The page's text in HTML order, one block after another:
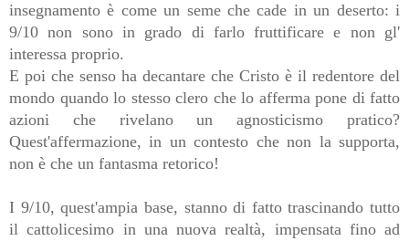
insegnamento è come un seme che cade in un deserto: i
9/10 non sono in grado di farlo fruttificare e non gl'
interessa proprio.
E poi che senso ha decantare che Cristo è il redentore del
mondo quando lo stesso clero che lo afferma pone di fatto
azioni che rivelano un agnosticismo pratico?
Quest'affermazione, in un contesto che non la supporta,
non è che un fantasma retorico!
I 9/10, quest'ampia base, stanno di fatto trascinando tutto
il cattolicesimo in una nuova realtà, impensata fino ad